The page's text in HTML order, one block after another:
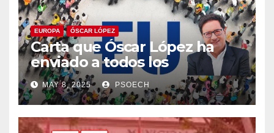
EUROPA ÓSCAR LÓPEZ
Carta que Óscar López ha
enviado a todos los
militantes animándoles a
participar en la
concentración del 11 de mayo
a las 12:00h.
MAY 8, 2025 PSOECH